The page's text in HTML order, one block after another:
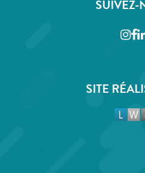
SUIVEZ-
SITE